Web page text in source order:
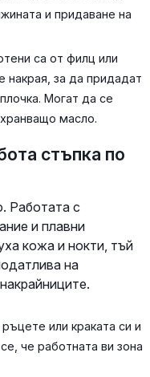
и придаване на
са от филц или
накрая, за да придадат
Могат да се
масло.
стъпка по
Работата с
и плавни
кожа и нокти, тъй
на
или краката си и
че работната ви зона